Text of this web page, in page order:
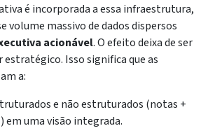
é incorporada a essa infraestrutura,
volume massivo de dados dispersos
acionável. O efeito deixa de ser
estratégico. Isso significa que as
a:
e não estruturados (notas +
em uma visão integrada.